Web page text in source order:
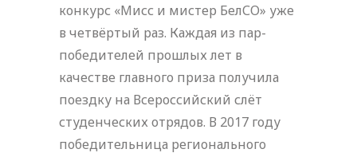
конкурс «Мисс и мистер БелСО» уже
в четвёртый раз. Каждая из пар-
победителей прошлых лет в
качестве главного приза получила
поездку на Всероссийский слёт
студенческих отрядов. В 2017 году
победительница регионального